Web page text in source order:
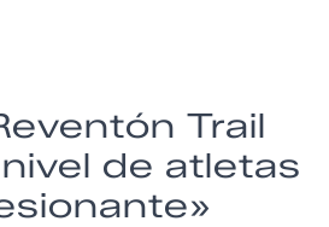
Trail
de atletas